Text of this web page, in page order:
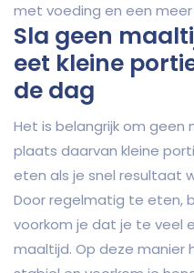
met voeding en een
Sla geen
eet kleine
de dag
Het is belangrijk om geen
plaats daarvan kleine
eten als je snel resultaat
Door regelmatig te eten,
voorkom je dat je te veel
maaltijd. Op deze manier